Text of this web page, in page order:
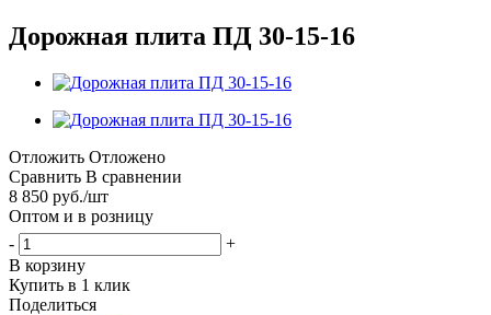
Дорожная плита ПД 30-15-16
Отложить Отложено
Сравнить В сравнении
8 850 руб./шт
Оптом и в розницу
-
+
В корзину
Купить в 1 клик
Поделиться